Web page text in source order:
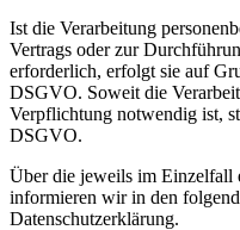
Ist die Verarbeitung
Vertrags oder zur
erforderlich, erfolgt sie auf
DSGVO. Soweit die
Verpflichtung notwendig ist,
DSGVO.
Über die jeweils im Einzelfall
informieren wir in den
Datenschutzerklärung.